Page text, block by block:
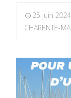
25 juin 2024
CHARENTE-